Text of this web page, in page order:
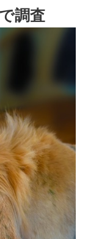
調査